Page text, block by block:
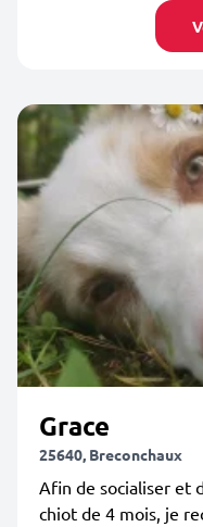
Grace
25640, Breconchaux
Afin de socialiser et
chiot de 4 mois, je